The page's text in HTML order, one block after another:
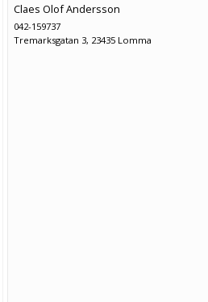
Claes Olof Andersson
042-159737
Tremarksgatan 3, 23435 Lomma